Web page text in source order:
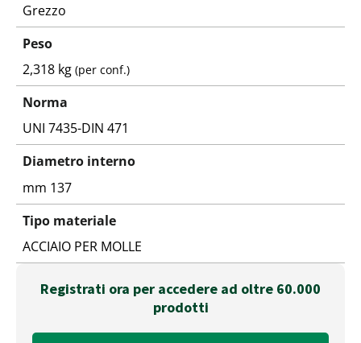
Grezzo
Peso
2,318 kg(per conf.)
Norma
UNI 7435-DIN 471
Diametro interno
mm 137
Tipo materiale
ACCIAIO PER MOLLE
Registrati ora per accedere ad oltre 60.000
prodotti